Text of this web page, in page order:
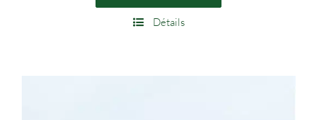
Détails